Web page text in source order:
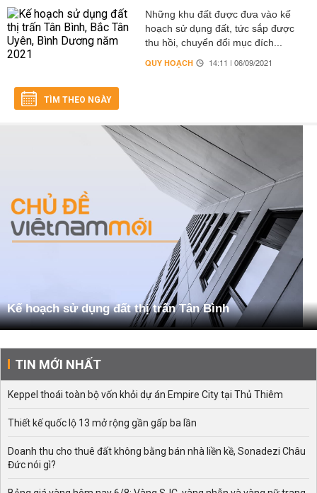
Những khu đất được đưa vào kế
hoạch sử dụng đất, tức sắp được
thu hồi, chuyển đổi mục đích...
QUY HOẠCH 14:11 | 06/09/2021
TÌM THEO NGÀY
Kế hoạch sử dụng đất thị trấn Tân Bình
TIN MỚI NHẤT
Keppel thoái toàn bộ vốn khỏi dự án Empire City tại Thủ Thiêm
Thiết kế quốc lộ 13 mở rộng gần gấp ba lần
Doanh thu cho thuê đất không bằng bán nhà liền kề, Sonadezi Châu
Đức nói gì?